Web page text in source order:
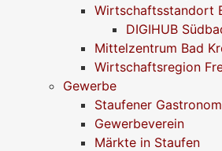
Wirtschaftsstandort
DIGIHUB
Mittelzentrum Bad
Wirtschaftsregion
Gewerbe
Staufener
Gewerbeverein
Märkte in Staufen